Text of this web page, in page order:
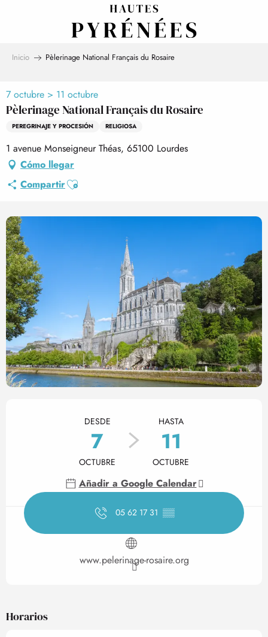
Inicio Pèlerinage National Français du Rosaire
7 octubre > 11 octubre
Pèlerinage National Français du Rosaire
PEREGRINAJE Y PROCESIÓN RELIGIOSA
1 avenue Monseigneur Théas, 65100 Lourdes
Cómo llegar
CompartirAjouter aux favoris
Horarios y datos de
DESDE
7
OCTUBRE
HASTA
11
OCTUBRE
Añadir a Google Calendar
05 62 17 31 ▒▒
www.pelerinage-rosaire.org
Horarios